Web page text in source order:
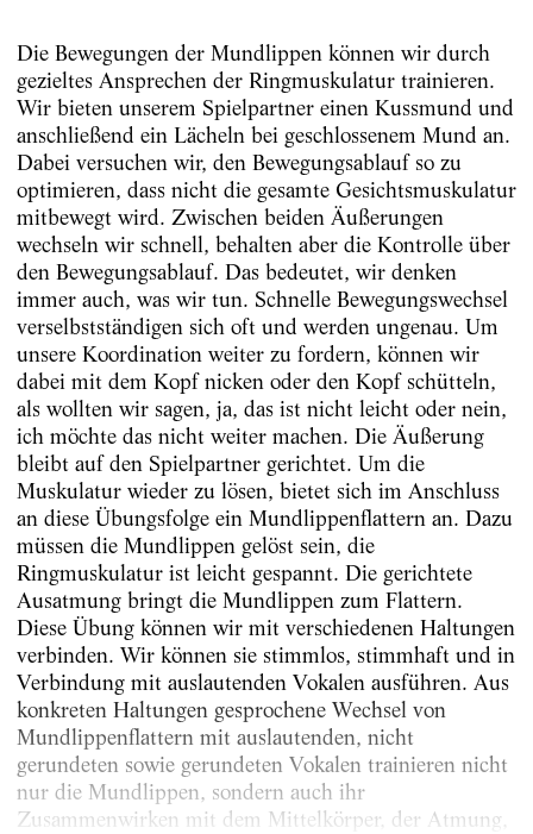
Die Bewegungen der Mundlippen können wir durch
gezieltes Ansprechen der Ringmuskulatur trainieren.
Wir bieten unserem Spielpartner einen Kussmund und
anschließend ein Lächeln bei geschlossenem Mund an.
Dabei versuchen wir, den Bewegungsablauf so zu
optimieren, dass nicht die gesamte Gesichtsmuskulatur
mitbewegt wird. Zwischen beiden Äußerungen
wechseln wir schnell, behalten aber die Kontrolle über
den Bewegungsablauf. Das bedeutet, wir denken
immer auch, was wir tun. Schnelle Bewegungswechsel
verselbstständigen sich oft und werden ungenau. Um
unsere Koordination weiter zu fordern, können wir
dabei mit dem Kopf nicken oder den Kopf schütteln,
als wollten wir sagen, ja, das ist nicht leicht oder nein,
ich möchte das nicht weiter machen. Die Äußerung
bleibt auf den Spielpartner gerichtet. Um die
Muskulatur wieder zu lösen, bietet sich im Anschluss
an diese Übungsfolge ein Mundlippenflattern an. Dazu
müssen die Mundlippen gelöst sein, die
Ringmuskulatur ist leicht gespannt. Die gerichtete
Ausatmung bringt die Mundlippen zum Flattern.
Diese Übung können wir mit verschiedenen Haltungen
verbinden. Wir können sie stimmlos, stimmhaft und in
Verbindung mit auslautenden Vokalen ausführen. Aus
konkreten Haltungen gesprochene Wechsel von
Mundlippenflattern mit auslautenden, nicht
gerundeten sowie gerundeten Vokalen trainieren nicht
nur die Mundlippen, sondern auch ihr
Zusammenwirken mit dem Mittelkörper, der Atmung,